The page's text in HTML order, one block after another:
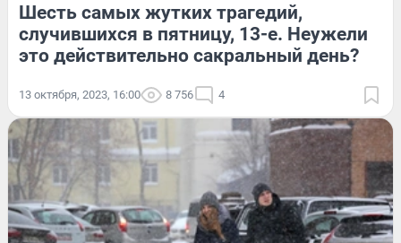
Шесть самых жутких трагедий,
случившихся в пятницу, 13-е. Неужели
это действительно сакральный день?
13 октября, 2023, 16:00 8 756 4